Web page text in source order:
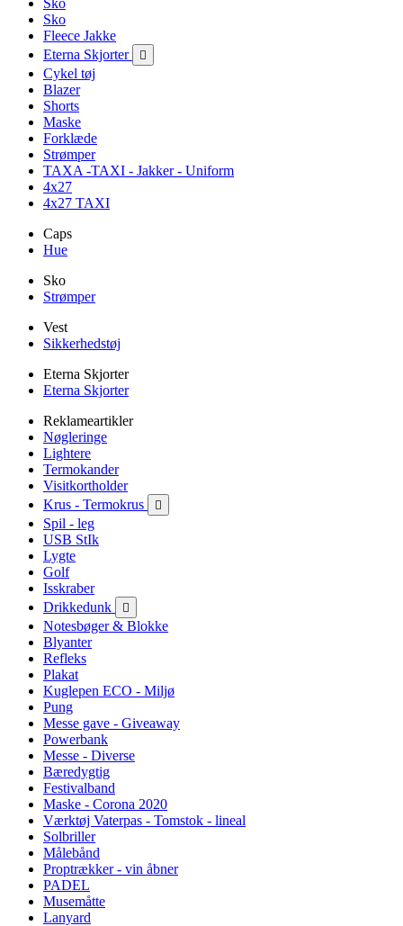
Sko
Sko
Fleece Jakke
Eterna Skjorter

Cykel tøj
Blazer
Shorts
Maske
Forklæde
Strømper
TAXA -TAXI - Jakker - Uniform
4x27
4x27 TAXI
Caps
Hue
Sko
Strømper
Vest
Sikkerhedstøj
Eterna Skjorter
Eterna Skjorter
Reklameartikler
Nøgleringe
Lightere
Termokander
Visitkortholder
Krus - Termokrus

Spil - leg
USB StIk
Lygte
Golf
Isskraber
Drikkedunk

Notesbøger & Blokke
Blyanter
Refleks
Plakat
Kuglepen ECO - Miljø
Pung
Messe gave - Giveaway
Powerbank
Messe - Diverse
Bæredygtig
Festivalband
Maske - Corona 2020
Værktøj Vaterpas - Tomstok - lineal
Solbriller
Målebånd
Proptrækker - vin åbner
PADEL
Musemåtte
Lanyard